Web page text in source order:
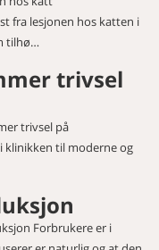
fra lesjonen hos katten i
tilhø…
trivsel
trivsel på
klinikken til moderne og
Forbrukere er i